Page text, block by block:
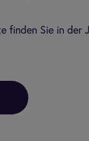
finden Sie in der